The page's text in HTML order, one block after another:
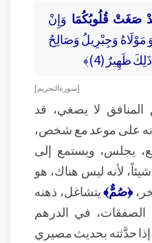
صَغَتْ قُلُوبُكُمَا وَإِنْ
مَوْلَاهُ وَجِبْرِيلُ وَصَالِحُ
ظَهِيرٌ (4)﴾
[ سورة التحريم ]
المنافق لا يصغي، قد
على موعد مع شخص،
يجلس، ويستمع إلى
لأنه ليس هناك، هو
﴿صُمٌّ﴾يتشاغل، ذهنه
في الدرهم
إذا حدَّثته بحديث مصيري